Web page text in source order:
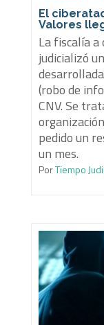
El
Valores
La fiscalía a
judicializó
(robo de
CNV. Se
pedido un
un mes.
PorTiempo